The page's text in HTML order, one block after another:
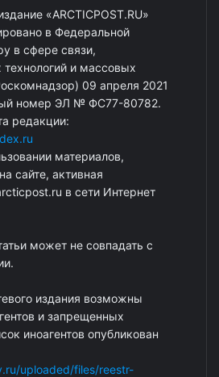
«ARCTICPOST.RU»
в Федеральной
в сфере связи,
и массовых
09 апреля 2021
номер ЭЛ № ФС77-80782.
редакции:
материалов,
сайте, активная
в сети Интернет
может не совпадать с
издания возможны
и запрещенных
иноагентов опубликован
uploaded/files/reestr-